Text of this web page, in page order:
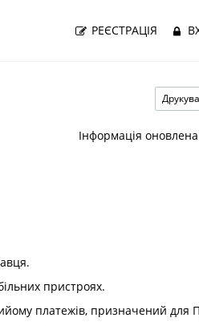
РЕЄСТРАЦІЯ
Інформація
пристроях.
платежів, призначений для